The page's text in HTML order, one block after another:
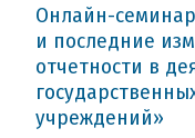
Онлайн-
и последние
отчетности в
учреждений»